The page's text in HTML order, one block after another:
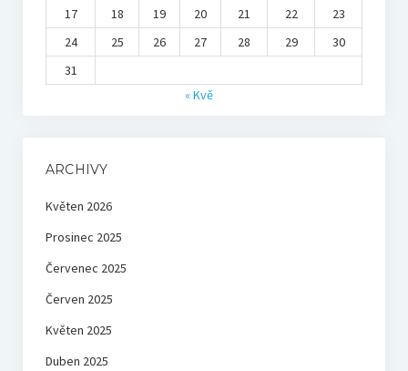
17
18 19 20 21 22
23
24
25 26 27 28 29
30
31
« Kvě
ARCHIVY
Květen 2026
Prosinec 2025
Červenec 2025
Červen 2025
Květen 2025
Duben 2025